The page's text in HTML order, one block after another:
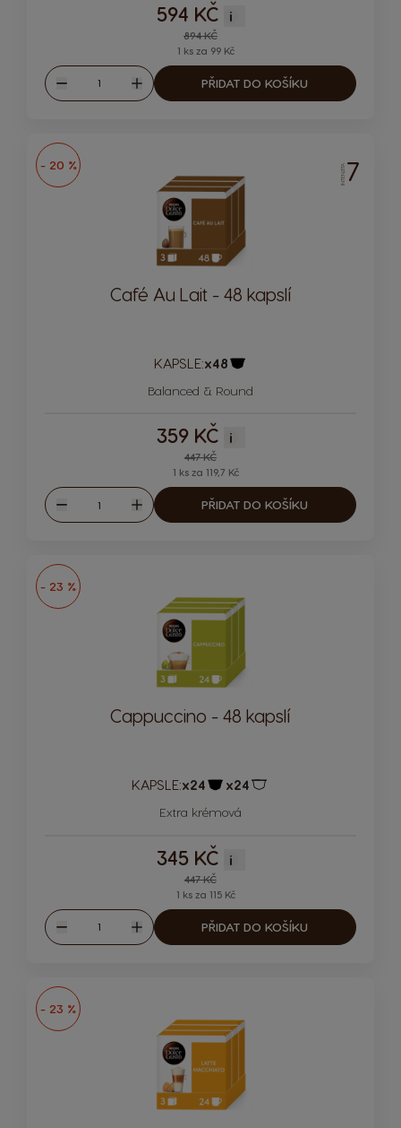
Regular Price
894 KČ
594 KČ i
1 ks za 99 Kč
Množství
Zvýšit
PŘIDAT DO KOŠÍKU
- 20 % INTENZITA7
Café Au Lait - 48 kapslí
KAPSLE:x48
Balanced & Round
Regular Price
447 KČ
359 KČ i
1 ks za 119,7 Kč
Množství
Zvýšit
PŘIDAT DO KOŠÍKU
- 23 %
Cappuccino - 48 kapslí
KAPSLE:x24 x24
Extra krémová
Regular Price
447 KČ
345 KČ i
1 ks za 115 Kč
Množství
Zvýšit
PŘIDAT DO KOŠÍKU
- 23 %